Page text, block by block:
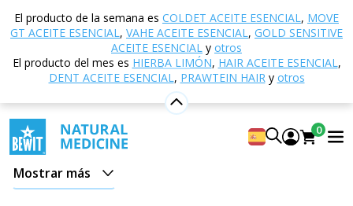
El producto de la semana es COLDET ACEITE ESENCIAL, MOVE
GT ACEITE ESENCIAL, VAHE ACEITE ESENCIAL, GOLD SENSITIVE
ACEITE ESENCIAL y otros
El producto del mes es HIERBA LIMÓN, HAIR ACEITE ESENCIAL,
DENT ACEITE ESENCIAL, PRAWTEIN HAIRy otros
0
Inicio Tienda electrónica
Libros y revistas
Libros y revistas
Profundice sus conocimientos de aromaterapia y
sumérjase en el mundo de los aceites esenciales. Los
libros sobre esencias aromáticas revelarán alos
secretos de una práctica ancestral
poder de la naturaleza con los conocimientos
Mostrar más